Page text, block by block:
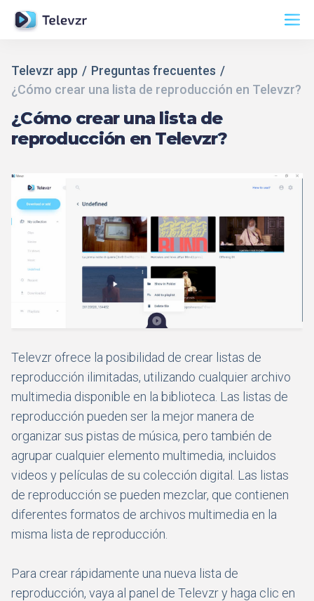
Televzr app
Preguntas frecuentes
¿Cómo crear una lista de reproducción en Televzr?
¿Cómo crear una lista de
reproducción en Televzr?
Televzr ofrece la posibilidad de crear listas de
reproducción ilimitadas, utilizando cualquier archivo
multimedia disponible en la biblioteca. Las listas de
reproducción pueden ser la mejor manera de
organizar sus pistas de música, pero también de
agrupar cualquier elemento multimedia, incluidos
videos y películas de su colección digital. Las listas
de reproducción se pueden mezclar, que contienen
diferentes formatos de archivos multimedia en la
misma lista de reproducción.
Para crear rápidamente una nueva lista de
reproducción, vaya al panel de Televzr y haga clic en